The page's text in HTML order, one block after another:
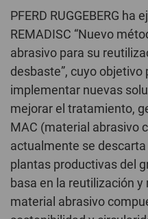
PFERD RUGGEBERG
REMADISC “Nuevo
abrasivo para su
desbaste”, cuyo
implementar nuevas
mejorar el tratamiento,
MAC (material abrasivo
actualmente se
plantas productivas del
basa en la reutilización
material abrasivo